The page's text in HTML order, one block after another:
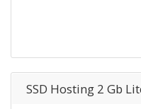
SSD Hosting 2 Gb